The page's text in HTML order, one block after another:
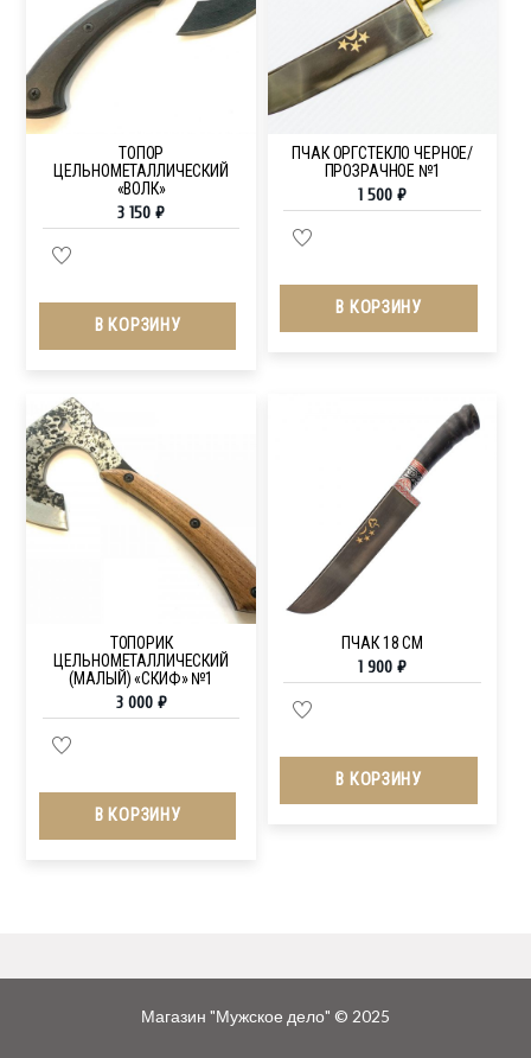
ТОПОР
ЦЕЛЬНОМЕТАЛЛИЧЕСКИЙ
«ВОЛК»
3 150₽
В КОРЗИНУ
ПЧАК ОРГСТЕКЛО ЧЕРНОЕ/
ПРОЗРАЧНОЕ №1
1 500₽
В КОРЗИНУ
ТОПОРИК
ЦЕЛЬНОМЕТАЛЛИЧЕСКИЙ
(МАЛЫЙ) «СКИФ» №1
3 000 ₽
В КОРЗИНУ
ПЧАК 18 СМ
1 900₽
В КОРЗИНУ
Магазин "Мужское дело" © 2025